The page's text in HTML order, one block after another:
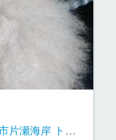
片瀬海岸 トイプードル 江ノ島